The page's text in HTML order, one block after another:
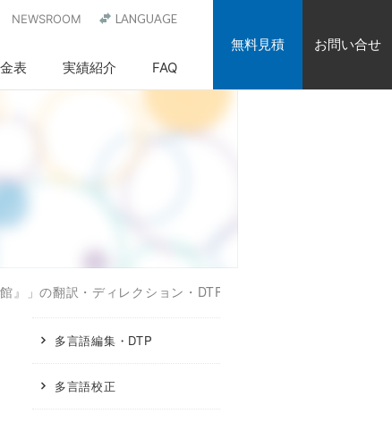
表 実績紹介 FAQ
NEWSROOM LANGUAGE
無料見積 お問い合せ
』」の翻訳・ディレクション・DTP
多言語編集・DTP
多言語校正